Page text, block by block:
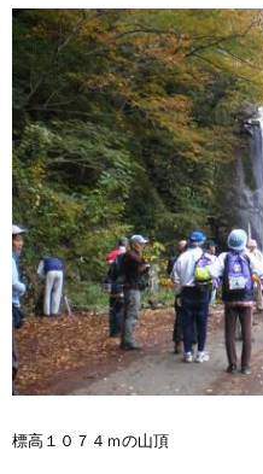
標高１０７４ｍの山頂